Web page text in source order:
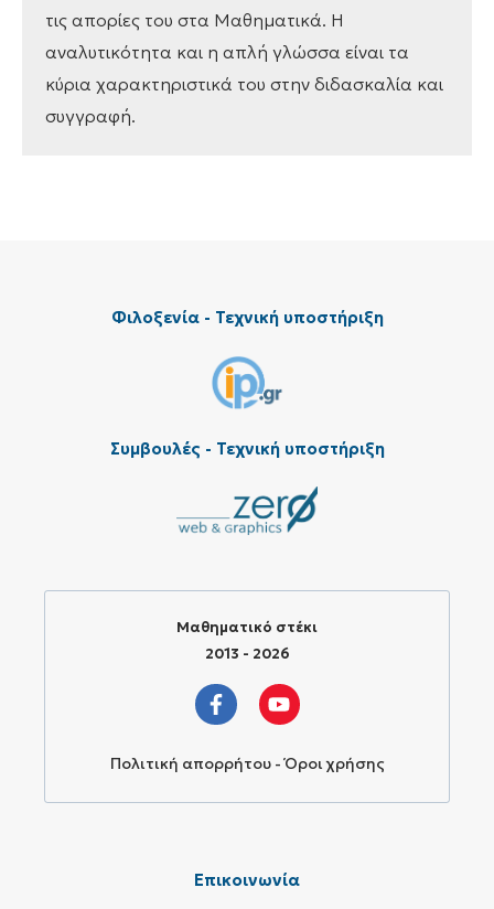
τις απορίες του στα Μαθηματικά. Η
αναλυτικότητα και η απλή γλώσσα είναι τα
κύρια χαρακτηριστικά του στην διδασκαλία και
συγγραφή.
Φιλοξενία - Τεχνική υποστήριξη
Συμβουλές - Τεχνική υποστήριξη
Μαθηματικό στέκι
2013 - 2026
Πολιτική απορρήτου - Όροι χρήσης
Επικοινωνία